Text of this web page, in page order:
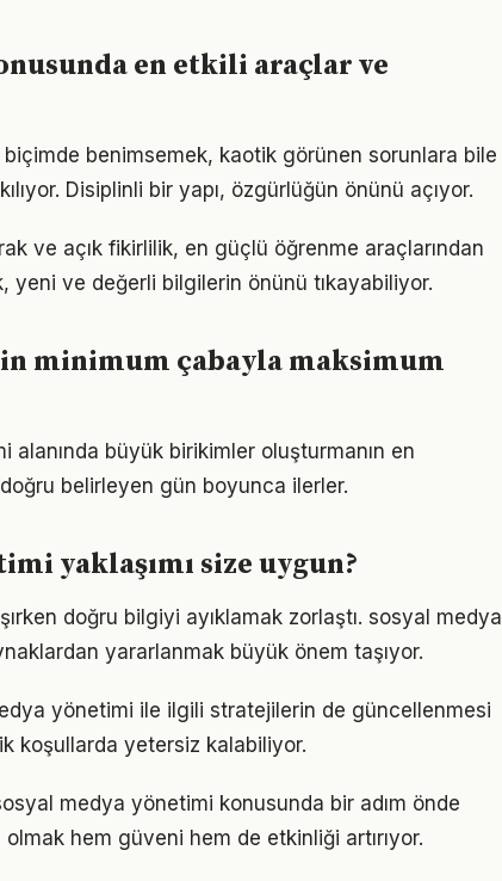
en etkili araçlar ve
benimsemek, kaotik görünen sorunlara bile
Disiplinli bir yapı, özgürlüğün önünü açıyor.
ve açık fikirlilik, en güçlü öğrenme araçlarından
yeni ve değerli bilgilerin önünü tıkayabiliyor.
minimum çabayla maksimum
alanında büyük birikimler oluşturmanın en
belirleyen gün boyunca ilerler.
yaklaşımı size uygun?
doğru bilgiyi ayıklamak zorlaştı. sosyal medya
yararlanmak büyük önem taşıyor.
yönetimi ile ilgili stratejilerin de güncellenmesi
koşullarda yetersiz kalabiliyor.
medya yönetimi konusunda bir adım önde
hem güveni hem de etkinliği artırıyor.